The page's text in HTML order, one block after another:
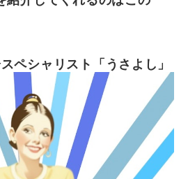
ペシャリスト「うさよし」